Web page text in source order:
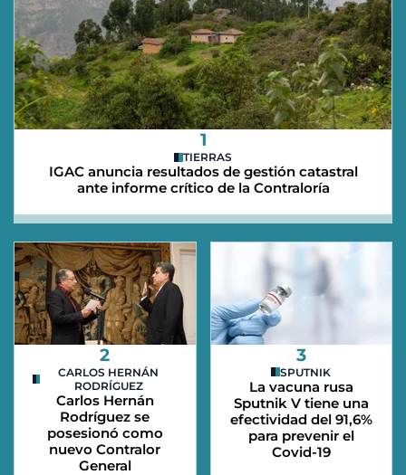
1
TIERRAS
IGAC anuncia resultados de gestión catastral
ante informe crítico de la Contraloría
2
CARLOS HERNÁN
RODRÍGUEZ
Carlos Hernán
Rodríguez se
posesionó como
nuevo Contralor
General
3
SPUTNIK
La vacuna rusa
Sputnik V tiene una
efectividad del 91,6%
para prevenir el
Covid-19